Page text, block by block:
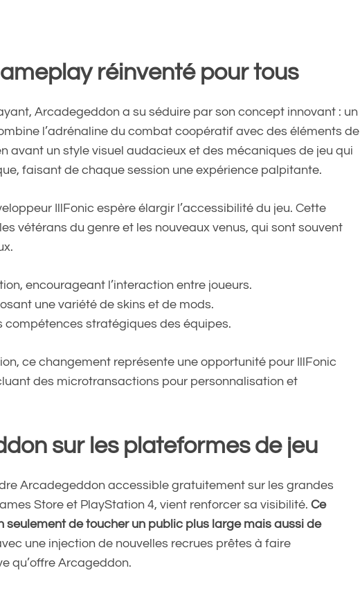
réinventé pour tous
Arcadegeddon a su séduire par son concept innovant : un
l’adrénaline du combat coopératif avec des éléments de
avant un style visuel audacieux et des mécaniques de jeu qui
faisant de chaque session une expérience palpitante.
IllFonic espère élargir l’accessibilité du jeu. Cette
vétérans du genre et les nouveaux venus, qui sont souvent
encourageant l’interaction entre joueurs.
une variété de skins et de mods.
compétences stratégiques des équipes.
ce changement représente une opportunité pour IllFonic
des microtransactions pour personnalisation et
sur les plateformes de jeu
Arcadegeddon accessible gratuitement sur les grandes
Store et PlayStation 4, vient renforcer sa visibilité. Ce
de toucher un public plus large mais aussi de
une injection de nouvelles recrues prêtes à faire
qu’offre Arcageddon.